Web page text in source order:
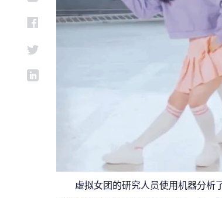
虚拟女团的研究人员使用机器分析